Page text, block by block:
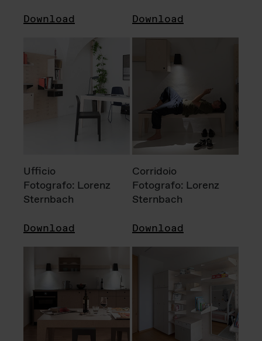
Download Download
Ufficio
Fotografo: Lorenz
Sternbach
Download
Corridoio
Fotografo: Lorenz
Sternbach
Download